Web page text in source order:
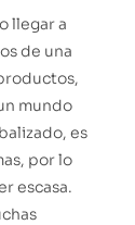
llegar a
de una
mundo
es
por lo
escasa.